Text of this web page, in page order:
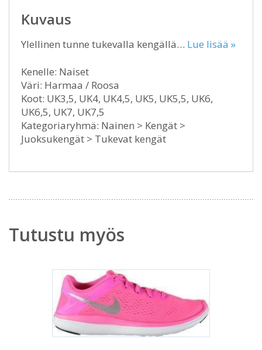
Kuvaus
Ylellinen tunne tukevalla kengällä… Lue lisää »
Kenelle: Naiset
Väri: Harmaa / Roosa
Koot: UK3,5, UK4, UK4,5, UK5, UK5,5, UK6,
UK6,5, UK7, UK7,5
Kategoriaryhmä: Nainen > Kengät >
Juoksukengät > Tukevat kengät
Tutustu myös